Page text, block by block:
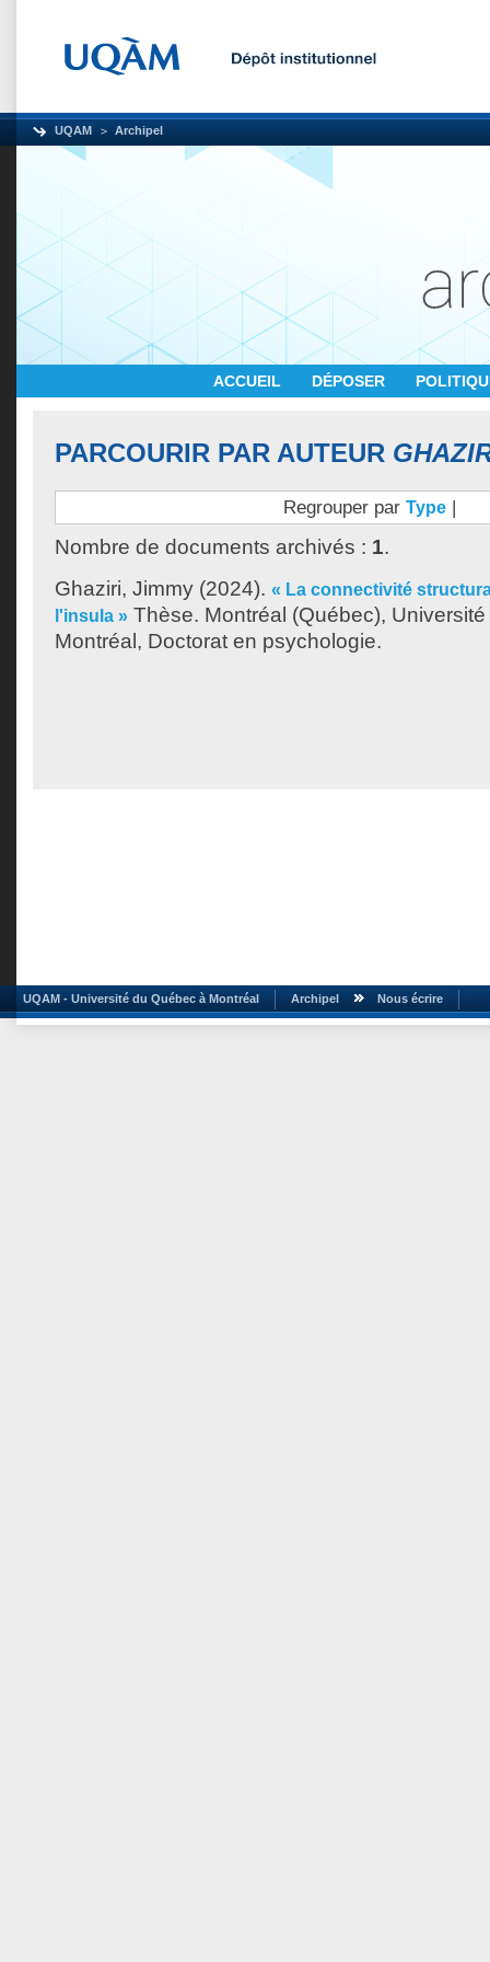
UQAM Archipel
ACCUEIL DÉPOSER
PARCOURIR PAR AUTEUR
Regrouper par Type |
Nombre de documents archivés : 1.
Ghaziri, Jimmy (2024). « La connectivité
l'insula » Thèse. Montréal (Québec),
Montréal, Doctorat en psychologie.
UQAM - Université du Québec à Montréal Archipel Nous écrire